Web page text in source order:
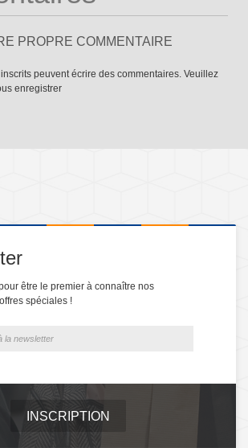
PROPRE COMMENTAIRE
peuvent écrire des commentaires. Veuillez
enregistrer
être le premier à connaître nos
spéciales !
INSCRIPTION